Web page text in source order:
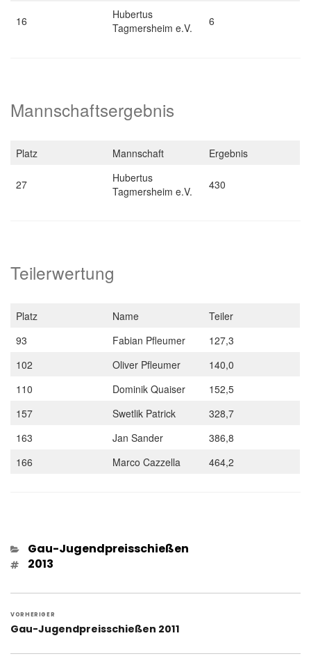
16
Hubertus
Tagmersheim e.V.
6
Mannschaftsergebnis
Platz Mannschaft Ergebnis
27
Hubertus
Tagmersheim e.V.
430
Teilerwertung
Platz Name
Teiler
93
Fabian Pfleumer
127,3
102
Oliver Pfleumer
140,0
110
Dominik Quaiser
152,5
157
Swetlik Patrick
328,7
163
Jan Sander
386,8
166
Marco Cazzella 464,2
Kategorien
Gau-Jugendpreisschießen
Schlagwörter
2013
Beitragsnavigation
VORHERIGER
Vorheriger
Gau-Jugendpreisschießen 2011